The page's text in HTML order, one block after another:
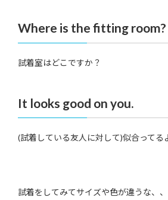
Where is the fitting room?
試着室はどこですか？
It looks good on you.
(試着している友人に対して)似合ってる
試着をしてみてサイズや色が違うな、